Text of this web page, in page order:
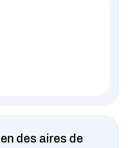
des aires de